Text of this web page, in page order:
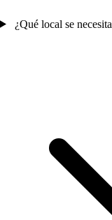
¿Qué local se